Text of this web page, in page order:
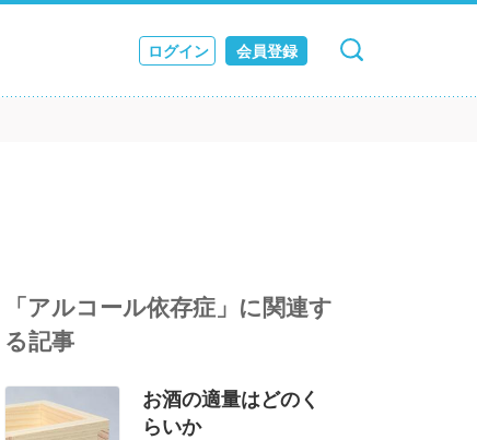
ログイン 会員登録
検索 キャンセル
「アルコール依存症」に関連す
る記事
お酒の適量はどのく
らいか